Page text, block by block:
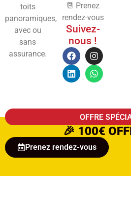
toits
panoramiques,
avec ou
sans
assurance.
📆 Prenez
rendez-vous
Suivez-
nous !
OFFRE
🎉 100€
Prenez rendez-vous